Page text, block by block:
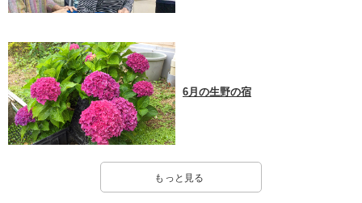
6月の生野の宿
もっと見る